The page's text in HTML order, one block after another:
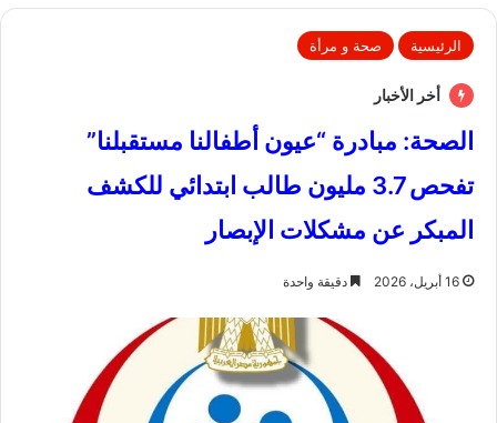
الرئيسية صحة و مرأة
أخر الأخبار
الصحة: مبادرة “عيون أطفالنا مستقبلنا”
تفحص 3.7 مليون طالب ابتدائي للكشف
المبكر عن مشكلات الإبصار
16 أبريل، 2026 دقيقة واحدة